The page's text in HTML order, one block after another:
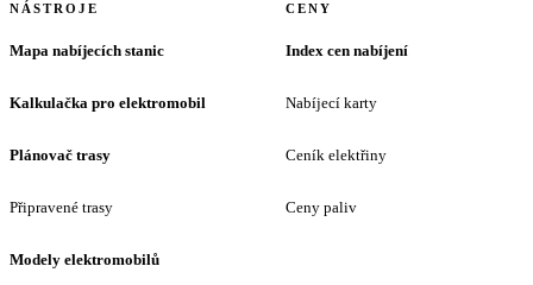
NÁSTROJE
Mapa nabíjecích stanic
Kalkulačka pro elektromobil
Plánovač trasy
Připravené trasy
Modely elektromobilů
CENY
Index cen nabíjení
Nabíjecí karty
Ceník elektřiny
Ceny paliv